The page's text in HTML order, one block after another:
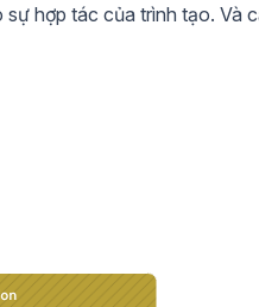
hợp tác của trình tạo. Và